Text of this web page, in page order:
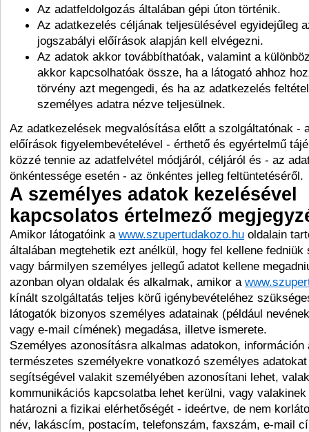
Az adatfeldolgozás általában gépi úton történik.
Az adatkezelés céljának teljesülésével egyidejűleg
jogszabályi előírások alapján kell elvégezni.
Az adatok akkor továbbíthatóak, valamint a
akkor kapcsolhatóak össze, ha a látogató ahhoz
törvény azt megengedi, és ha az adatkezelés
személyes adatra nézve teljesülnek.
Az adatkezelések megvalósítása előtt a szolgáltatónak -
előírások figyelembevételével - érthető és egyértelmű
közzé tennie az adatfelvétel módjáról, céljáról és - az
önkéntessége esetén - az önkéntes jelleg feltüntetéséről.
A személyes adatok kezelésével
kapcsolatos értelmező
Amikor látogatóink a www.szupertudakozo.hu oldalain
általában megtehetik ezt anélkül, hogy fel kellene fedniük
vagy bármilyen személyes jellegű adatot kellene
azonban olyan oldalak és alkalmak, amikor a
kínált szolgáltatás teljes körű igénybevételéhez
látogatók bizonyos személyes adatainak (például
vagy e-mail címének) megadása, illetve ismerete.
Személyes azonosításra alkalmas adatokon, információn
természetes személyekre vonatkozó személyes
segítségével valakit személyében azonosítani lehet,
kommunikációs kapcsolatba lehet kerülni, vagy valakinek
határozni a fizikai elérhetőségét - ideértve, de nem
név, lakáscím, postacím, telefonszám, faxszám, e-mail